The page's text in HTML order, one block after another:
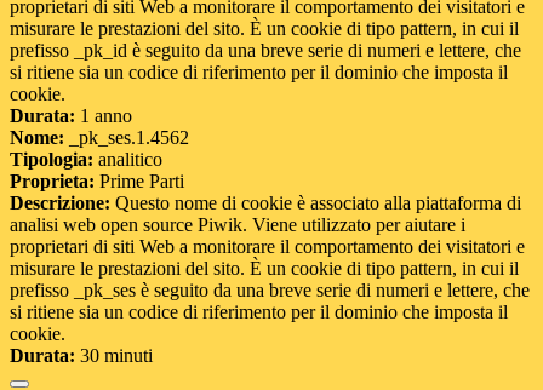
proprietari di siti Web a monitorare il comportamento dei visitatori e
misurare le prestazioni del sito. È un cookie di tipo pattern, in cui il
prefisso _pk_id è seguito da una breve serie di numeri e lettere, che
si ritiene sia un codice di riferimento per il dominio che imposta il
cookie.
Durata: 1 anno
Nome: _pk_ses.1.4562
Tipologia: analitico
Proprieta: Prime Parti
Descrizione: Questo nome di cookie è associato alla piattaforma di
analisi web open source Piwik. Viene utilizzato per aiutare i
proprietari di siti Web a monitorare il comportamento dei visitatori e
misurare le prestazioni del sito. È un cookie di tipo pattern, in cui il
prefisso _pk_ses è seguito da una breve serie di numeri e lettere, che
si ritiene sia un codice di riferimento per il dominio che imposta il
cookie.
Durata: 30 minuti